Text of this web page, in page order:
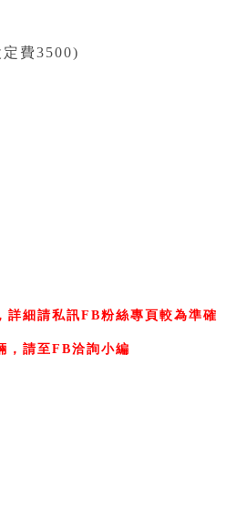
費3500)
細請私訊FB粉絲專頁較為準確
，請至FB洽詢小編